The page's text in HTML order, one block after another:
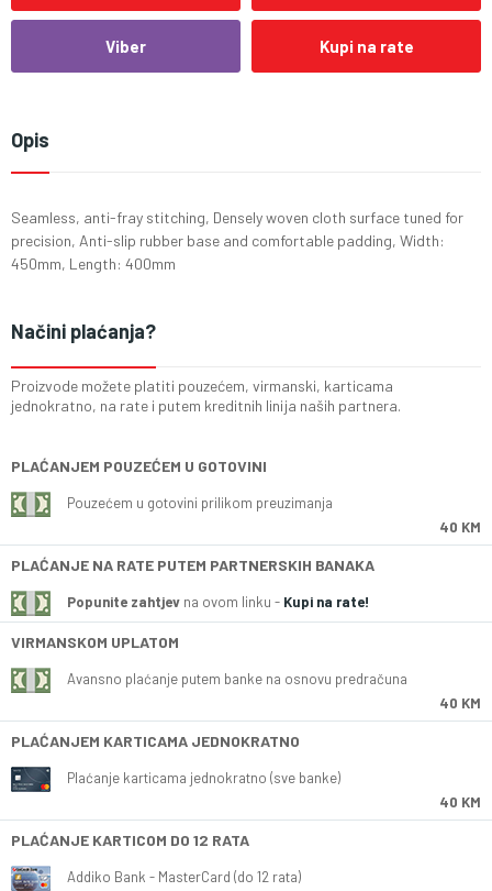
Viber Kupi na rate
Opis
Seamless, anti-fray stitching, Densely woven cloth surface tuned for
precision, Anti-slip rubber base and comfortable padding, Width:
450mm, Length: 400mm
Načini plaćanja?
Proizvode možete platiti pouzećem, virmanski, karticama
jednokratno, na rate i putem kreditnih linija naših partnera.
PLAĆANJEM POUZEĆEM U GOTOVINI
Pouzećem u gotovini prilikom preuzimanja
40 KM
PLAĆANJE NA RATE PUTEM PARTNERSKIH BANAKA
Popunite zahtjev na ovom linku - Kupi na rate!
VIRMANSKOM UPLATOM
Avansno plaćanje putem banke na osnovu predračuna
40 KM
PLAĆANJEM KARTICAMA JEDNOKRATNO
Plaćanje karticama jednokratno (sve banke)
40 KM
PLAĆANJE KARTICOM DO 12 RATA
Addiko Bank - MasterCard (do 12 rata)